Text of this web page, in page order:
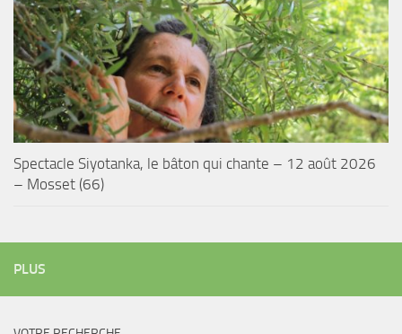
Spectacle Siyotanka, le bâton qui chante – 12 août 2026
– Mosset (66)
PLUS